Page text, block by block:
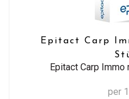
Epitact Carp
Epitact Carp
per